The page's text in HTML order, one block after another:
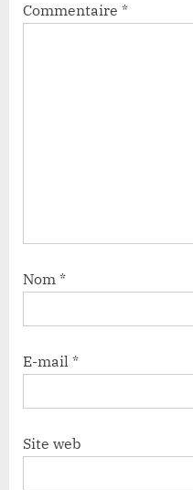
Commentaire *
Nom *
E-mail *
Site web